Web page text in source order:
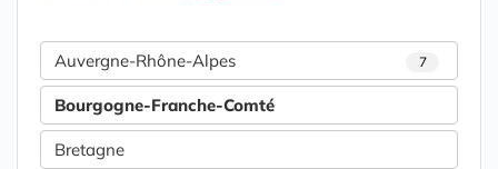
Auvergne-Rhône-Alpes 7
Bourgogne-Franche-Comté
Bretagne